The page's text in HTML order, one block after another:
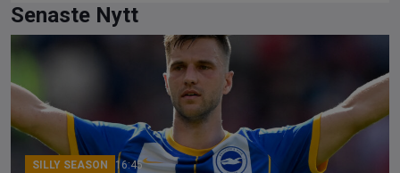
b
o
o
k
a
d
s
Senaste Nytt
SILLY SEASON 16:45